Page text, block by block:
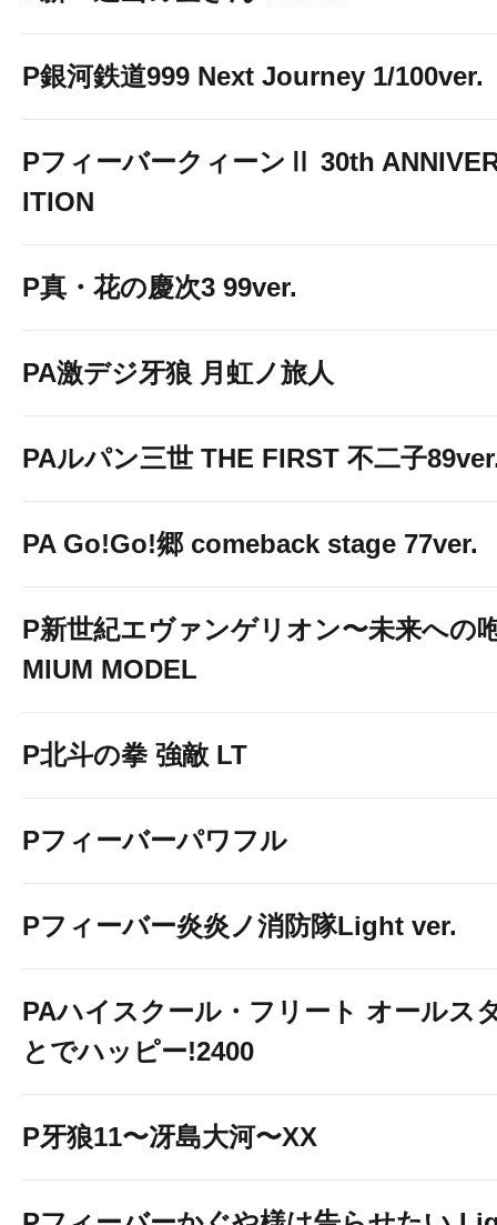
P銀河鉄道999 Next Journey 1/100ver.
PフィーバークィーンⅡ 30th
ITION
P真・花の慶次3 99ver.
PA激デジ牙狼 月虹ノ旅人
PAルパン三世 THE FIRST 不二子
PA Go!Go!郷 comeback stage 77ver.
P新世紀エヴァンゲリオン〜未来への
MIUM MODEL
P北斗の拳 強敵 LT
Pフィーバーパワフル
Pフィーバー炎炎ノ消防隊Light ver.
PAハイスクール・フリート オールス
とでハッピー!2400
P牙狼11〜冴島大河〜XX